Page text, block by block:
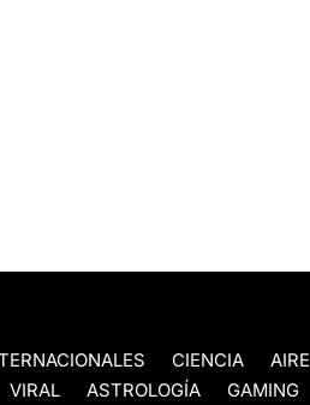
CIENCIA
AIRE
VIRAL ASTROLOGÍA
GAMING